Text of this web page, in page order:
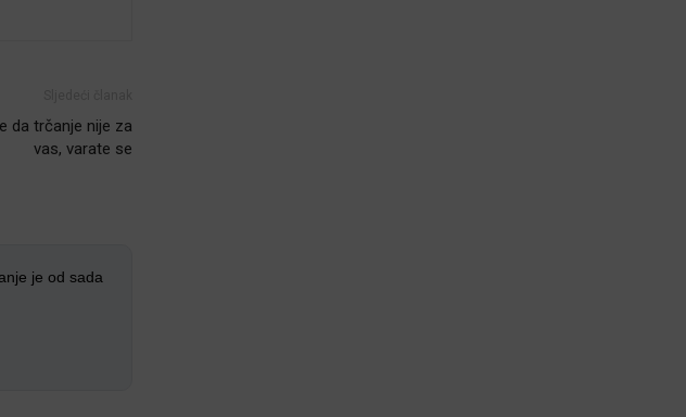
da trčanje nije za
vas, varate se
je od sada